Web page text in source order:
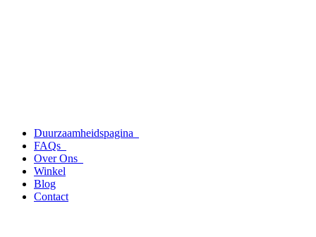
Duurzaamheidspagina
FAQs
Over Ons
Winkel
Blog
Contact